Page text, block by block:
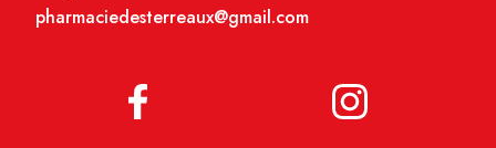
pharmaciedesterreaux@gmail.com